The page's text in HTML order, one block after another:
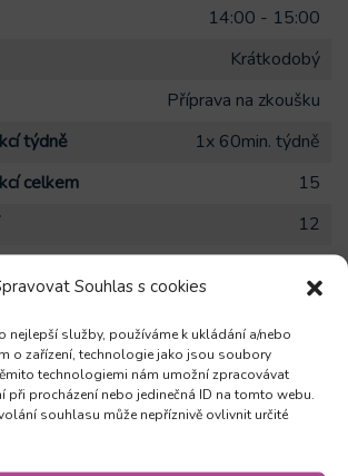
Souhlas s cookies
služby, používáme k ukládání a/nebo
o zařízení, technologie jako jsou soubory
technologiemi nám umožní zpracovávat
při procházení nebo jedinečná ID na tomto webu.
souhlasu může nepříznivě ovlivnit určité
14:00 - 15:00
Krátkodobý
Příprava na zkoušku
týdně
1x 60min. týdně
celkem
15
12
nabídne seznámení se s formální
nácvik jednotlivých dovedností, doplňující
V ceně kurzu je také zkouška
termín zkoušky je únor 2025.